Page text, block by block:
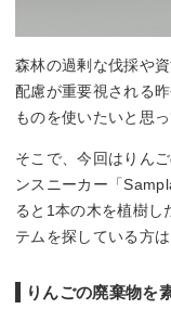
森林の過剰な伐採や
配慮が重要視される
ものを使いたいと思
そこで、今回はりん
ンスニーカー「
ると1本の木を植樹し
テムを探している方
りんごの廃棄物を